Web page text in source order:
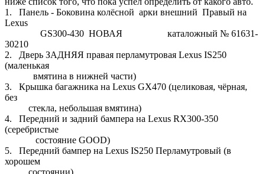
1. Панель - Боковина колёсной арки внешний Правый на
Lexus
GS300-430 НОВАЯ каталожный № 61631-
30210
2. Дверь ЗАДНЯЯ правая перламутровая Lexus IS250
(маленькая
вмятина в нижней части)
3. Крышка багажника на Lexus GX470 (целиковая, чёрная,
без
стекла, небольшая вмятина)
4. Передний и задний бампера на Lexus RX300-350
(серебристые
состояние GOOD)
5. Передний бампер на Lexus IS250 Перламутровый (в
хорошем